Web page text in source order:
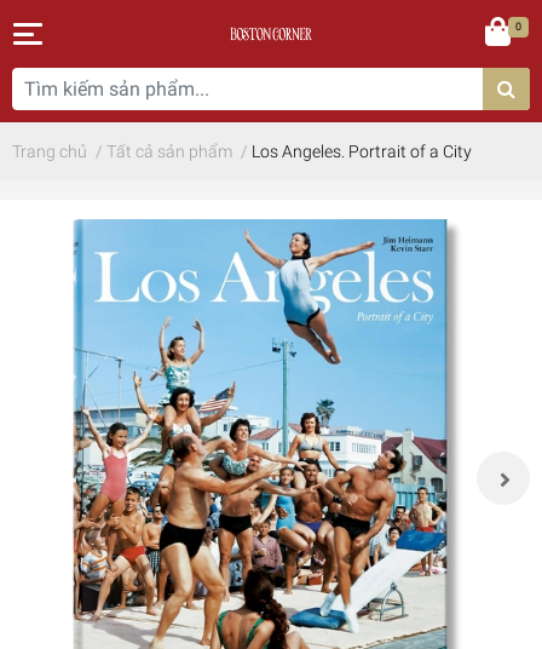
0
Trang chủ / Tất cả sản phẩm / Los Angeles. Portrait of a City